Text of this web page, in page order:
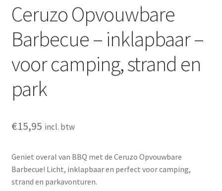
Ceruzo Opvouwbare
Barbecue – inklapbaar –
voor camping, strand en
park
€15,95 incl. btw
Geniet overal van BBQ met de Ceruzo Opvouwbare
Barbecue! Licht, inklapbaar en perfect voor camping,
strand en parkavonturen.